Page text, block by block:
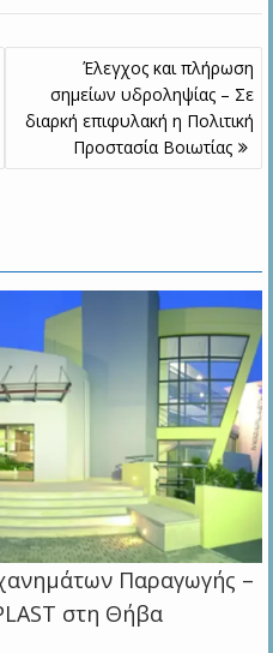
Έλεγχος και πλήρωση
σημείων υδροληψίας – Σε
διαρκή επιφυλακή η Πολιτική
Προστασία Βοιωτίας
Παραγωγής –
στη Θήβα